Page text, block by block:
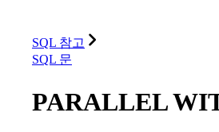
SQL 참고
SQL 문
PARALLEL